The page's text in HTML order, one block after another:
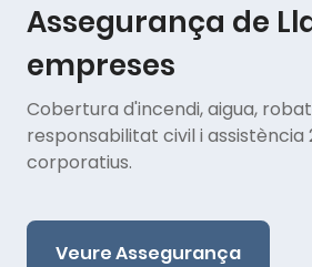
Assegurança de
empreses
Cobertura d'incendi, aigua,
responsabilitat civil i assistència
corporatius.
Veure Assegurança